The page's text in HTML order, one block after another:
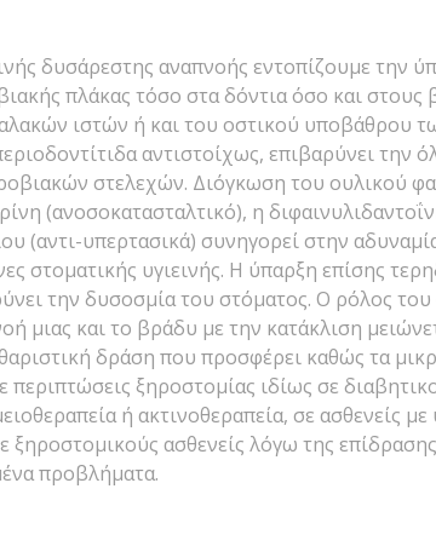
δυσάρεστης αναπνοής εντοπίζουμε την
πλάκας τόσο στα δόντια όσο και στους
ιστών ή και του οστικού υποβάθρου
αντιστοίχως, επιβαρύνει την
στελεχών. Διόγκωση του ουλικού
(ανοσοκατασταλτικό), η
(αντι-υπερτασικά) συνηγορεί στην
στοματικής υγιεινής. Η ύπαρξη επίσης
την δυσοσμία του στόματος. Ο ρόλος του
μιας και το βράδυ με την κατάκλιση
δράση που προσφέρει καθώς τα
ξηροστομίας ιδίως σε
ή ακτινοθεραπεία, σε ασθενείς
ασθενείς λόγω της
προβλήματα.